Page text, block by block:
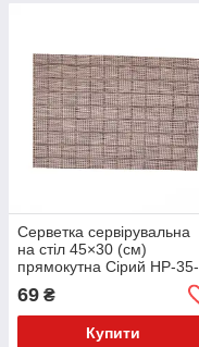
Серветка сервірувальна
на стіл 45×30 (см)
прямокутна Сірий HP-35-
69 ₴
Купити